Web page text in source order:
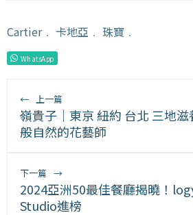
Cartier﹒ 卡地亞 ﹒ 珠寶 ﹒
WhatsApp
← 上一篇
嶺貴子｜東京 紐約 台北 三地
般自然的花藝師
下一篇 →
2024亞洲50最佳餐廳揭曉！
Studio進榜